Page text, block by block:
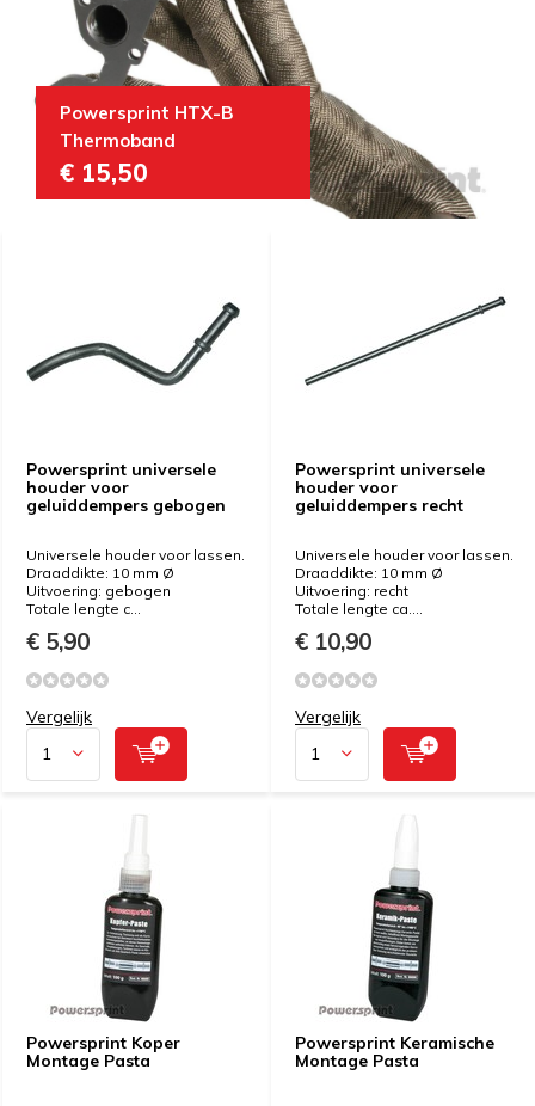
Powersprint HTX-B
Thermoband
€ 15,50
Powersprint universele
houder voor
geluiddempers gebogen
Universele houder voor lassen.
Draaddikte: 10 mm Ø
Uitvoering: gebogen
Totale lengte c...
€ 5,90
Vergelijk
Powersprint universele
houder voor
geluiddempers recht
Universele houder voor lassen.
Draaddikte: 10 mm Ø
Uitvoering: recht
Totale lengte ca....
€ 10,90
Vergelijk
Powersprint Koper
Montage Pasta
Powersprint Keramische
Montage Pasta